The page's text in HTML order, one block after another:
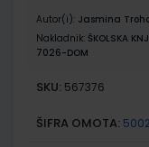
Autor(i): Jasmina
Nakladnik: ŠKOLSKA
7026-DOM
SKU: 567376
ŠIFRA OMOTA: